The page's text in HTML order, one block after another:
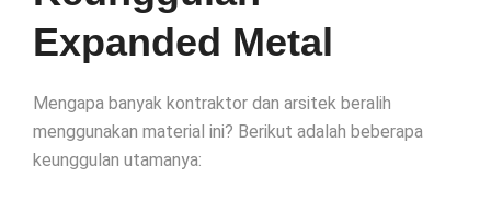
Expanded Metal
Mengapa banyak kontraktor dan arsitek beralih
menggunakan material ini? Berikut adalah beberapa
keunggulan utamanya: